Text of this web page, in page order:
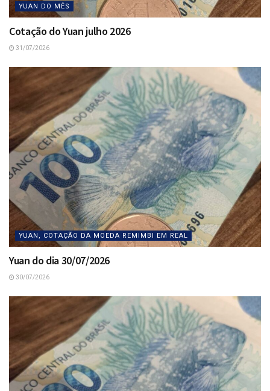
YUAN DO MÊS
Cotação do Yuan julho 2026
31/07/2026
YUAN, COTAÇÃO DA MOEDA REMIMBI EM REAL
Yuan do dia 30/07/2026
30/07/2026